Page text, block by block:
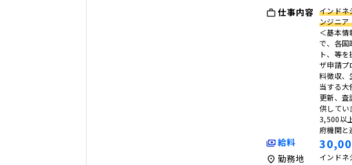
仕事内容 インドネ
ンジニア
＜基本情
で、各国
ト、等
ザ申請プ
料徴収、
当する大
更新、査
供してい
3,500以
府機関
給料
勤務地 インドネ